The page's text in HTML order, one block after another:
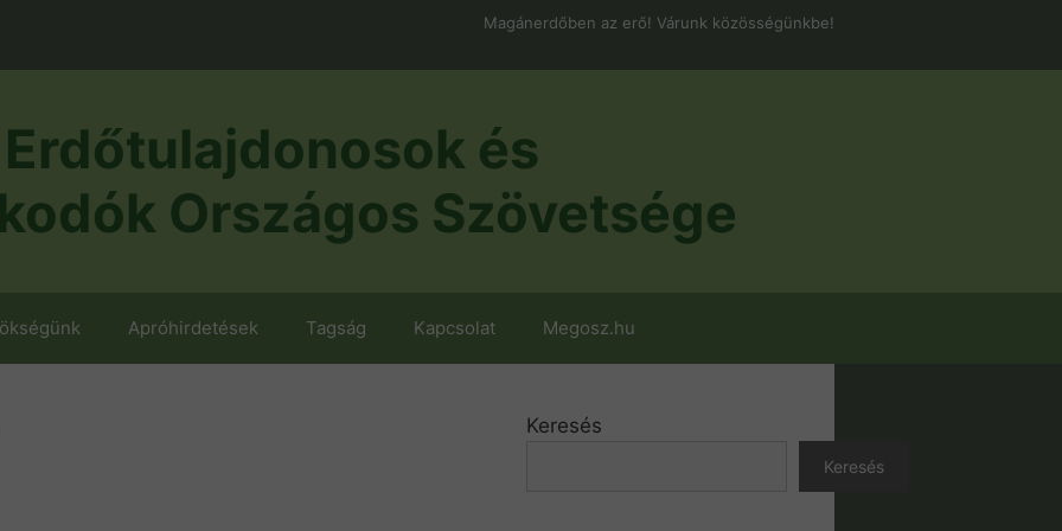
Magánerdőben az erő! Várunk közösségünkbe!
és
Országos Szövetsége
Apróhirdetések Tagság Kapcsolat Megosz.hu
Keresés
Keresés